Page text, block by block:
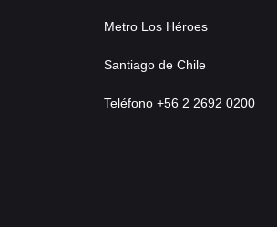
Metro Los Héroes
Santiago de Chile
Teléfono +56 2 2692 0200